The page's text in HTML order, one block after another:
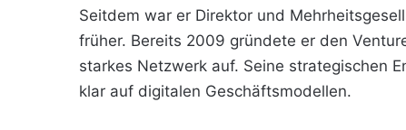
Seitdem war er Direktor und
früher. Bereits 2009 gründete er den
starkes Netzwerk auf. Seine strategischen
klar auf digitalen Geschäftsmodellen.